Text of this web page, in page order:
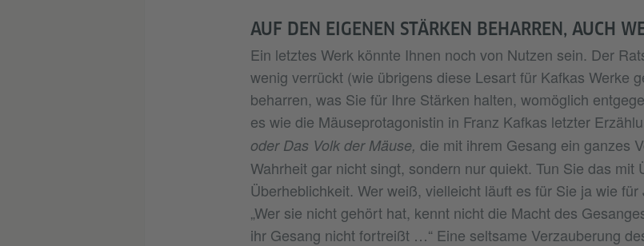
AUF DEN EIGENEN STÄRKEN BEHARREN, AUCH
Ein letztes Werk könnte Ihnen noch von Nutzen sein. Der
wenig verrückt (wie übrigens diese Lesart für Kafkas Werke
beharren, was Sie für Ihre Stärken halten, womöglich
es wie die Mäuseprotagonistin in Franz Kafkas letzter
oder Das Volk der Mäuse, die mit ihrem Gesang ein ganzes
Wahrheit gar nicht singt, sondern nur quiekt. Tun Sie das mit
Überheblichkeit. Wer weiß, vielleicht läuft es für Sie ja wie
„Wer sie nicht gehört hat, kennt nicht die Macht des
ihr Gesang nicht fortreißt …“ Eine seltsame Verzauberung